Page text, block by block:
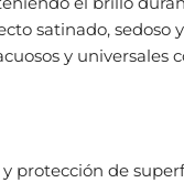
satinado, sedoso
y universales
protección de